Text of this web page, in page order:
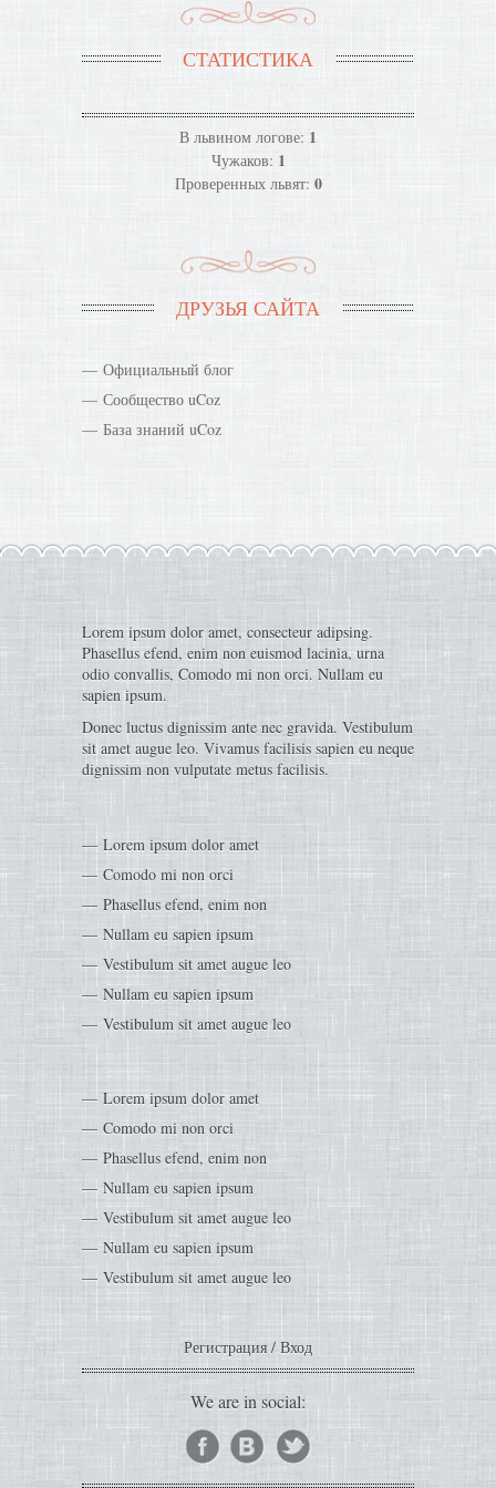
СТАТИСТИКА
В львином логове: 1
Чужаков: 1
Проверенных львят: 0
ДРУЗЬЯ САЙТА
Официальный блог
Сообщество uCoz
База знаний uCoz
Lorem ipsum dolor amet, consecteur adipsing.
Phasellus efend, enim non euismod lacinia, urna
odio convallis, Comodo mi non orci. Nullam eu
sapien ipsum.
Donec luctus dignissim ante nec gravida. Vestibulum
sit amet augue leo. Vivamus facilisis sapien eu neque
dignissim non vulputate metus facilisis.
Lorem ipsum dolor amet
Comodo mi non orci
Phasellus efend, enim non
Nullam eu sapien ipsum
Vestibulum sit amet augue leo
Nullam eu sapien ipsum
Vestibulum sit amet augue leo
Lorem ipsum dolor amet
Comodo mi non orci
Phasellus efend, enim non
Nullam eu sapien ipsum
Vestibulum sit amet augue leo
Nullam eu sapien ipsum
Vestibulum sit amet augue leo
Регистрация/ Вход
We are in social: